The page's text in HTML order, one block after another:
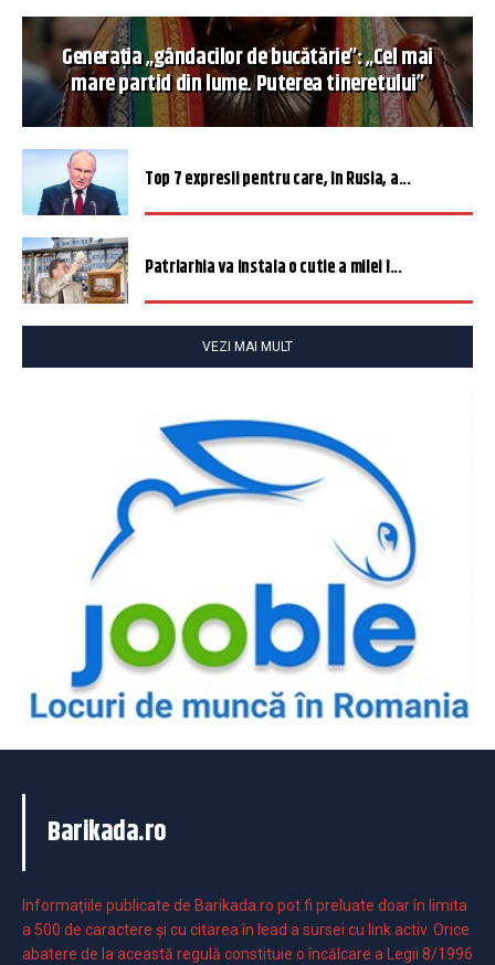
Generația „gândacilor de bucătărie”: „Cel mai
mare partid din lume. Puterea tineretului”
Top 7 expresii pentru care, în Rusia, a...
Patriarhia va instala o cutie a milei î...
VEZI MAI MULT
Barikada.ro
Informaţiile publicate de Barikada.ro pot fi preluate doar în limita
a 500 de caractere şi cu citarea în lead a sursei cu link activ. Orice
abatere de la această regulă constituie o încălcare a Legii 8/1996